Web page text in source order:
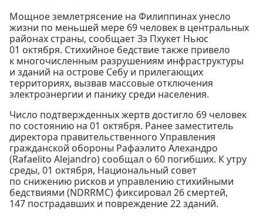
Мощное землетрясение на Филиппинах унесло
жизни по меньшей мере 69 человек в центральных
районах страны, сообщает Зэ Пхукет Ньюс
01 октября. Стихийное бедствие также привело
к многочисленным разрушениям инфраструктуры
и зданий на острове Себу и прилегающих
территориях, вызвав массовые отключения
электроэнергии и панику среди населения.
Число подтвержденных жертв достигло 69 человек
по состоянию на 01 октября. Ранее заместитель
директора правительственного Управления
гражданской обороны Рафаэлито Алехандро
(Rafaelito Alejandro) сообщал о 60 погибших. К утру
среды, 01 октября, Национальный совет
по снижению рисков и управлению стихийными
бедствиями (NDRRMC) фиксировал 26 смертей,
147 пострадавших и повреждение 22 зданий.